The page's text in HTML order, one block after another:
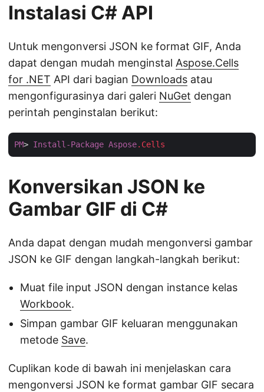
Instalasi C# API
Untuk mengonversi JSON ke format GIF, Anda
dapat dengan mudah menginstal Aspose.Cells
for .NET API dari bagian Downloads atau
mengonfigurasinya dari galeri NuGet dengan
perintah penginstalan berikut:
PM> Install-Package Aspose.Cells
Konversikan JSON ke
Gambar GIF di C#
Anda dapat dengan mudah mengonversi gambar
JSON ke GIF dengan langkah-langkah berikut:
Muat file input JSON dengan instance kelas
Workbook.
Simpan gambar GIF keluaran menggunakan
metode Save.
Cuplikan kode di bawah ini menjelaskan cara
mengonversi JSON ke format gambar GIF secara